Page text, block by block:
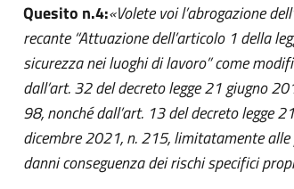
Quesito n.4:«Volete voi l’abrogazione
recante “Attuazione dell’articolo 1 della
sicurezza nei luoghi di lavoro” come
dall’art. 32 del decreto legge 21 giugno
98, nonché dall’art. 13 del decreto legge
dicembre 2021, n. 215, limitatamente
danni conseguenza dei rischi specifici